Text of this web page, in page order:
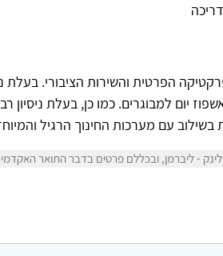
הפרטית והשירות הציבורי. בעלת
יום למבוגרים. כמו כן, בעלת ניסיון
בשילוב עם מערכות החינוך הרגיל
- ליברמן, ובכללם פרטים בדבר התואר האקדמי